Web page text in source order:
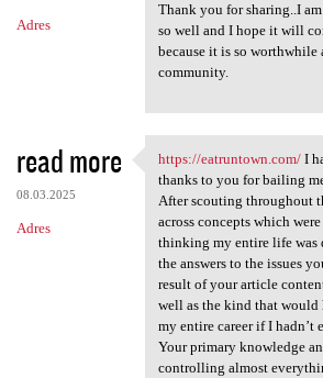
Adres
Thank you for sharing..I
so well and I hope it will
because it is so
community.
read more
08.03.2025
Adres
https://
https://eatruntown.com/I
thanks to you for bailing
After scouting throughout
across concepts which
thinking my entire life
the answers to the issues
result of your article
well as the kind that would
my entire career if I hadn’t
Your primary knowledge
controlling almost